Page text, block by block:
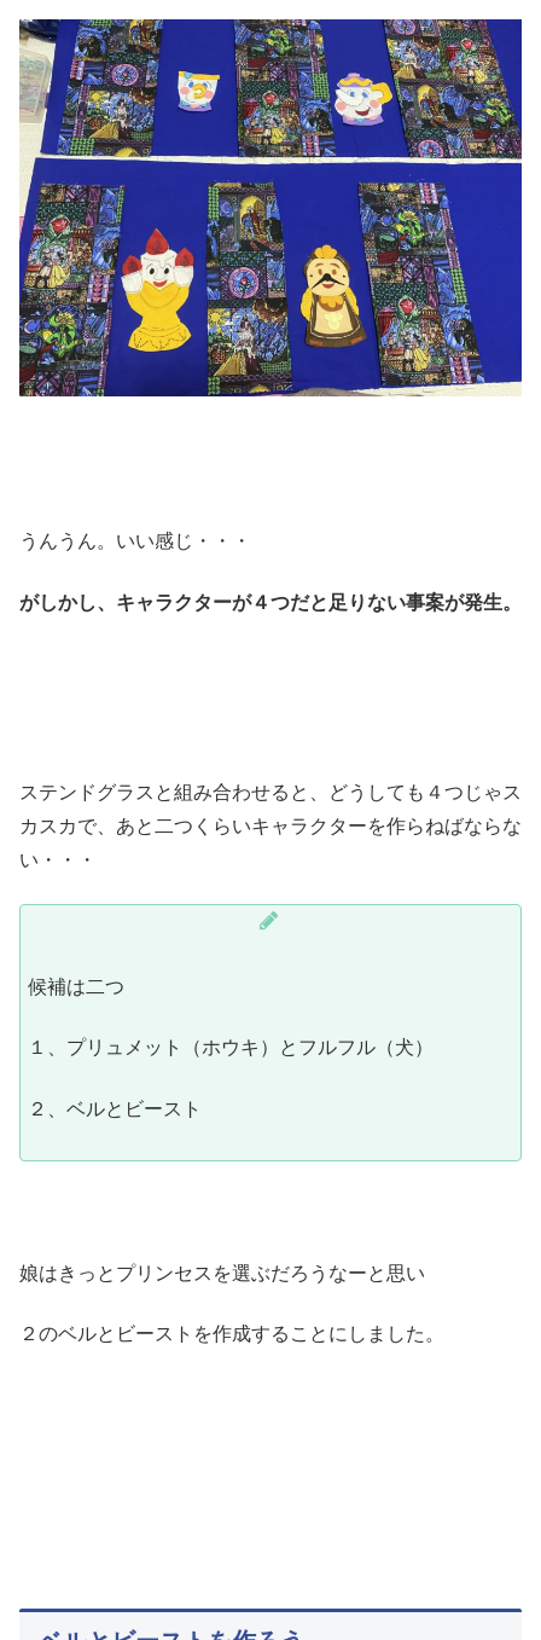
うんうん。いい感じ・・・
がしかし、キャラクターが４つだと足りない事案が発生。
ステンドグラスと組み合わせると、どうしても４つじゃス
カスカで、あと二つくらいキャラクターを作らねばならな
い・・・
候補は二つ
１、プリュメット（ホウキ）とフルフル（犬）
２、ベルとビースト
娘はきっとプリンセスを選ぶだろうなーと思い
２のベルとビーストを作成することにしました。